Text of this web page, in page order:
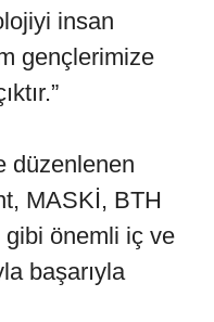
insan
gençlerimize
düzenlenen
MASKİ, BTH
gibi önemli iç ve
başarıyla